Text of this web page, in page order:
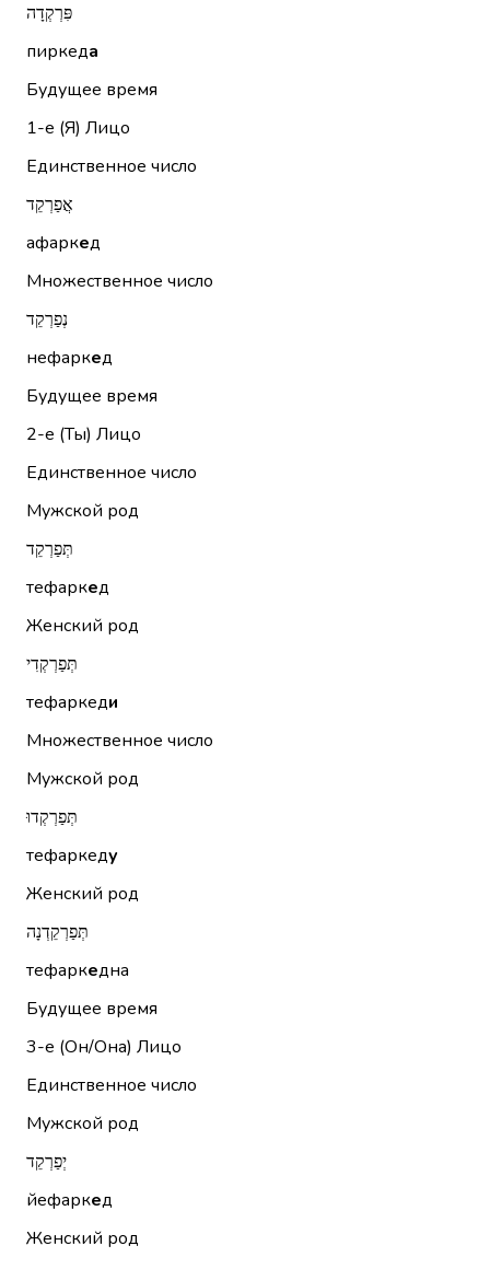
פִּרְקְדָה
пиркеда
Будущее время
1-е (Я) Лицо
Единственное число
אֲפַרְקֵד
афаркед
Множественное число
נְפַרְקֵד
нефаркед
Будущее время
2-е (Ты) Лицо
Единственное число
Мужской род
תְּפַרְקֵד
тефаркед
Женский род
תְּפַרְקְדִי
тефаркеди
Множественное число
Мужской род
תְּפַרְקְדוּ
тефаркеду
Женский род
תְּפַרְקֵדְנָה
тефаркедна
Будущее время
3-е (Он/Она) Лицо
Единственное число
Мужской род
יְפַרְקֵד
йефаркед
Женский род